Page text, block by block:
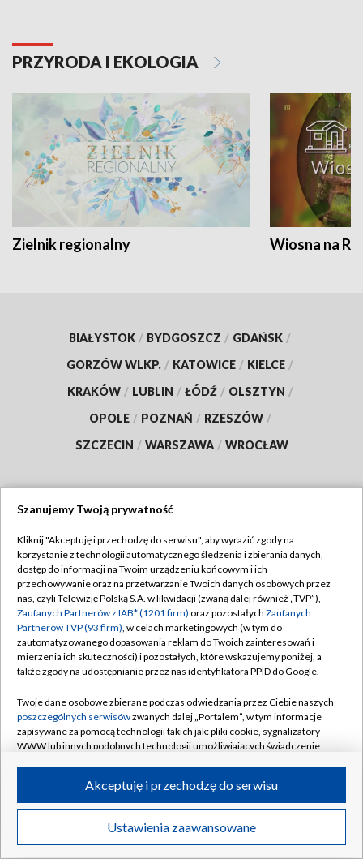
PRZYRODA I EKOLOGIA
Zielnik regionalny Wiosna na
BIAŁYSTOK / BYDGOSZCZ / GDAŃSK /
GORZÓW WLKP. / KATOWICE / KIELCE /
KRAKÓW / LUBLIN / ŁÓDŹ / OLSZTYN /
OPOLE / POZNAŃ / RZESZÓW /
SZCZECIN / WARSZAWA / WROCŁAW
TVP
Abonament TVP
Emisja w TVP
Centrum informacji TVP
Naziemna Telewizja Cyfrowa
Rada Programowa
System NOS
Informacje o nadawcy
Program dla prasy
Ogłoszenie przetargowe
Regulamin TVP
Polityka prywatności
Moje zgody
Pomoc
Kontakt
Kanały
©2026 Telewizja Polska S.A. w likwidacji
Szanujemy Twoją prywatność
Kliknij "Akceptuję i przechodzę do serwisu", aby wyrazić zgody na
korzystanie z technologii automatycznego śledzenia i zbierania danych,
dostęp do informacji na Twoim urządzeniu końcowym i ich
przechowywanie oraz na przetwarzanie Twoich danych osobowych przez
nas, czyli Telewizję Polską S.A. w likwidacji (zwaną dalej również „TVP”),
Zaufanych Partnerów z IAB* (1201 firm) oraz pozostałych Zaufanych
Partnerów TVP (93 firm), w celach marketingowych (w tym do
zautomatyzowanego dopasowania reklam do Twoich zainteresowań i
mierzenia ich skuteczności) i pozostałych, które wskazujemy poniżej, a
także zgody na udostępnianie przez nas identyfikatora PPID do Google.
Twoje dane osobowe zbierane podczas odwiedzania przez Ciebie naszych
poszczególnych serwisówzwanych dalej „Portalem”, w tym informacje
zapisywane za pomocą technologii takich jak: pliki cookie, sygnalizatory
WWW lub innych podobnych technologii umożliwiających świadczenie
ruchu w Internecie.
Twoje dane osobowe zbierane podczas odwiedzania przez Ciebie
poszczególnych serwisówna Portalu, takie jak adresy IP, identyfikatory
Ustawienia zaawansowane
Akceptuję i przechodzę do serwisu